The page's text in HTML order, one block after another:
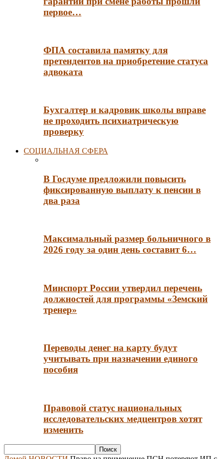
первое…
ФПА составила памятку для
претендентов на приобретение статуса
адвоката
Бухгалтер и кадровик школы вправе
не проходить психиатрическую
проверку
СОЦИАЛЬНАЯ СФЕРА
В Госдуме предложили повысить
фиксированную выплату к пенсии в
два раза
Максимальный размер больничного в
2026 году за один день составит 6…
Минспорт России утвердил перечень
должностей для программы «Земский
тренер»
Переводы денег на карту будут
учитывать при назначении единого
пособия
Правовой статус национальных
исследовательских медцентров хотят
изменить